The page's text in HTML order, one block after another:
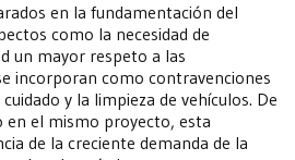
en la fundamentación del
como la necesidad de
un mayor respeto a las
incorporan como contravenciones
y la limpieza de vehículos. De
en el mismo proyecto, esta
de la creciente demanda de la